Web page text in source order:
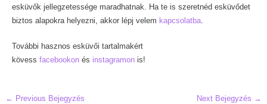
esküvők jellegzetessége maradhatnak. Ha te is szeretnéd esküvődet
biztos alapokra helyezni, akkor lépj velem kapcsolatba.
További hasznos esküvői tartalmakért
kövess facebookon és instagramon is!
Post
← Previous Bejegyzés Next Bejegyzés →